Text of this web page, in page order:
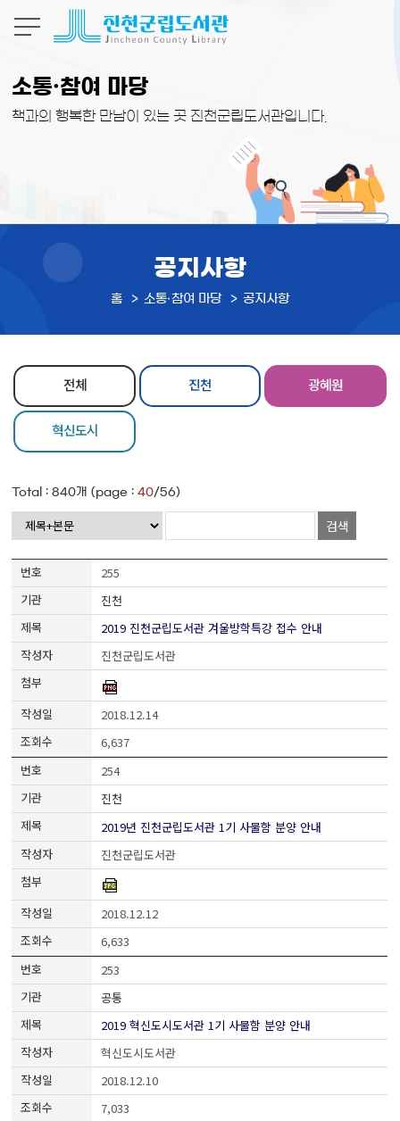
소통·참여 마당
책과의 행복한 만남이 있는 곳 진천군립도서관입니다.
공지사항
홈 소통·참여 마당 공지사항
전체 진천 광혜원
혁신도시
Total :840개 (page :40/56)
검색
255
진천
2019 진천군립도서관 겨울방학특강 접수 안내
진천군립도서관
2018.12.14
6,637
254
진천
2019년 진천군립도서관 1기 사물함 분양 안내
진천군립도서관
2018.12.12
6,633
253
공통
2019 혁신도시도서관 1기 사물함 분양 안내
혁신도시도서관
2018.12.10
7,033